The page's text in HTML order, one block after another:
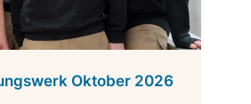
Oktober 2026